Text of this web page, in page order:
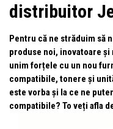
distribuitor
Pentru că ne străduim să
produse noi, inovatoare și
unim forțele cu un nou
compatibile, tonere și
este vorba și la ce ne
compatibile? To veți afla